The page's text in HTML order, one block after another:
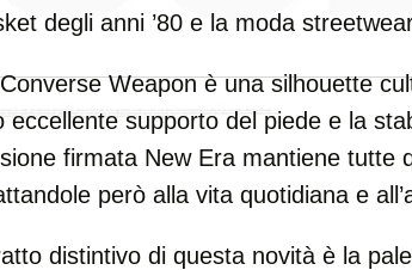
degli anni ’80 e la moda
Weapon è una silhouette
eccellente supporto del piede e la
firmata New Era mantiene tutte
però alla vita quotidiana e
distintivo di questa novità è la